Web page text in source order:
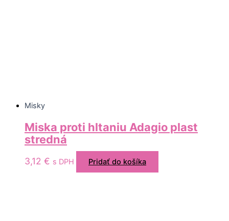
Misky
Miska proti hltaniu Adagio plast
stredná
3,12 € s DPH Pridať do košíka